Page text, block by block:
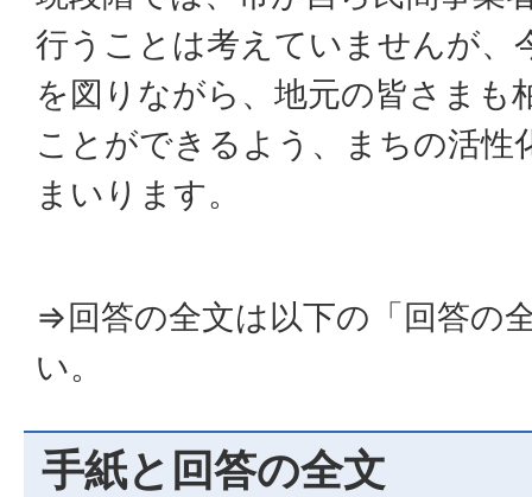
行うことは考えていませんが、
を図りながら、地元の皆さまも
ことができるよう、まちの活性
まいります。
⇒回答の全文は以下の「回答の
い。
手紙と回答の全文